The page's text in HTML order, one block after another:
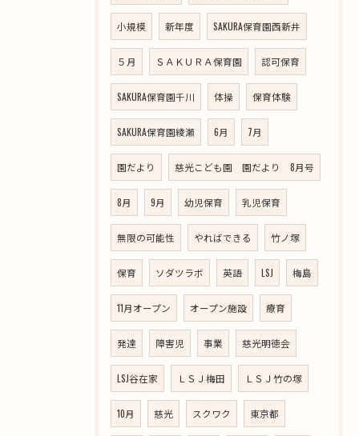
小規模 新年度 SAKURA保育園西新井
５月 ＳＡＫＵＲＡ保育園 認可保育
SAKURA保育園千川 体操 保育体験
SAKURA保育園綾瀬 6月 7月
園だより 慈光こども園 園だより 8月号
8月 9月 幼児保育 乳児保育
無限の可能性 やればできる 竹ノ塚
保育 ソダツラボ 英語 LSJ 梅島
11月オープン オープン施設 療育
発達 障害児 事業 慈光明徳会
LSJ谷在家 ＬＳＪ梅田 ＬＳＪ竹の塚
10月 慈光 スクワク 東京都